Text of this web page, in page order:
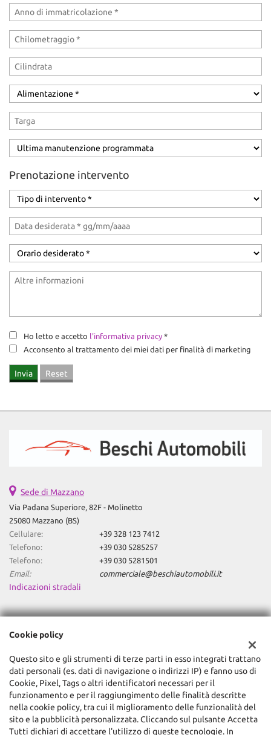
Prenotazione intervento
Ho letto e accetto l'informativa privacy *
Acconsento al trattamento dei miei dati per finalità di marketing
Sede di Mazzano
Via Padana Superiore, 82F - Molinetto
25080 Mazzano (BS)
Cellulare:
+39 328 123 7412
Telefono:
+39 030 5285257
Telefono:
+39 030 5281501
Email:
commerciale@beschiautomobili.it
Indicazioni stradali
Dati fiscali:
Global Trade Srl
Via Machiavelli, 3, Mazzano (BS)
C.F/P.IVA:03474430984
Registro delle imprese:BS
Cookie policy
Questo sito e gli strumenti di terze parti in esso integrati trattano
dati personali (es. dati di navigazione o indirizzi IP) e fanno uso di
Cookie, Pixel, Tags o altri identificatori necessari per il
funzionamento e per il raggiungimento delle finalità descritte
nella cookie policy, tra cui il miglioramento delle funzionalità del
sito e la pubblicità personalizzata. Cliccando sul pulsante Accetta
Tutti dichiari di accettare l'utilizzo di queste tecnologie. In